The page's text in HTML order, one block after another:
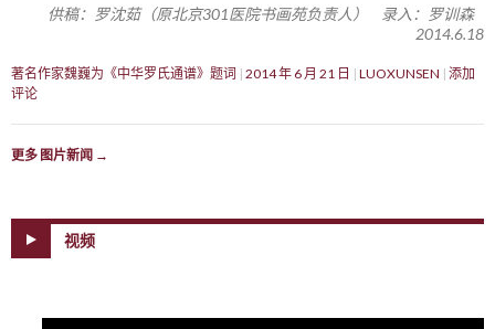
供稿：罗沈茹（原北京301医院书画苑负责人） 录入：罗训森
2014.6.18
著名作家魏巍为《中华罗氏通谱》题词 2014 年 6 月 21 日 LUOXUNSEN 添加
评论
更多 图片新闻 →
视频